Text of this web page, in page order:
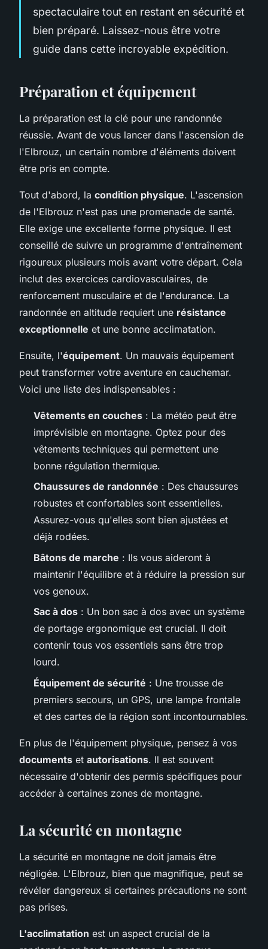
spectaculaire tout en restant en sécurité et
bien préparé. Laissez-nous être votre
guide dans cette incroyable expédition.
Préparation et équipement
La préparation est la clé pour une randonnée
réussie. Avant de vous lancer dans l'ascension de
l'Elbrouz, un certain nombre d'éléments doivent
être pris en compte.
Tout d'abord, la condition physique. L'ascension
de l'Elbrouz n'est pas une promenade de santé.
Elle exige une excellente forme physique. Il est
conseillé de suivre un programme d'entraînement
rigoureux plusieurs mois avant votre départ. Cela
inclut des exercices cardiovasculaires, de
renforcement musculaire et de l'endurance. La
randonnée en altitude requiert une résistance
exceptionnelle et une bonne acclimatation.
Ensuite, l'équipement. Un mauvais équipement
peut transformer votre aventure en cauchemar.
Voici une liste des indispensables :
Vêtements en couches : La météo peut être
imprévisible en montagne. Optez pour des
vêtements techniques qui permettent une
bonne régulation thermique.
Chaussures de randonnée : Des chaussures
robustes et confortables sont essentielles.
Assurez-vous qu'elles sont bien ajustées et
déjà rodées.
Bâtons de marche : Ils vous aideront à
maintenir l'équilibre et à réduire la pression sur
vos genoux.
Sac à dos : Un bon sac à dos avec un système
de portage ergonomique est crucial. Il doit
contenir tous vos essentiels sans être trop
lourd.
Équipement de sécurité : Une trousse de
premiers secours, un GPS, une lampe frontale
et des cartes de la région sont incontournables.
En plus de l'équipement physique, pensez à vos
documents et autorisations. Il est souvent
nécessaire d'obtenir des permis spécifiques pour
accéder à certaines zones de montagne.
La sécurité en montagne
La sécurité en montagne ne doit jamais être
négligée. L'Elbrouz, bien que magnifique, peut se
révéler dangereux si certaines précautions ne sont
pas prises.
L'acclimatation est un aspect crucial de la